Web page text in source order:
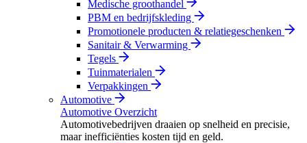
Medische groothandel
PBM en bedrijfskleding
Promotionele producten & relatiegeschenken
Sanitair & Verwarming
Tegels
Tuinmaterialen
Verpakkingen
Automotive
Automotive Overzicht
Automotivebedrijven draaien op snelheid en precisie,
maar inefficiënties kosten tijd en geld.